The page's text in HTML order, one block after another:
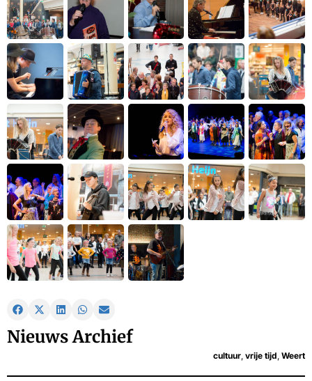
Nieuws Archief
cultuur vrije tijd Weert